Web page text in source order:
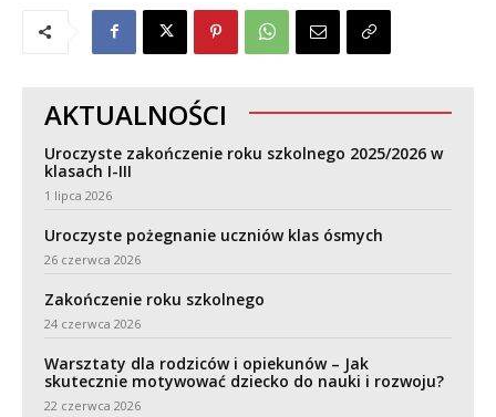
AKTUALNOŚCI
Uroczyste zakończenie roku szkolnego 2025/2026 w
klasach I-III
1 lipca 2026
Uroczyste pożegnanie uczniów klas ósmych
26 czerwca 2026
Zakończenie roku szkolnego
24 czerwca 2026
Warsztaty dla rodziców i opiekunów – Jak
skutecznie motywować dziecko do nauki i rozwoju?
22 czerwca 2026